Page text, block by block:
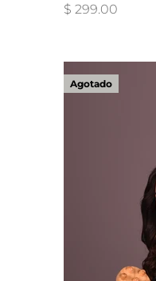
Precio de oferta
$ 299.00
Agotado